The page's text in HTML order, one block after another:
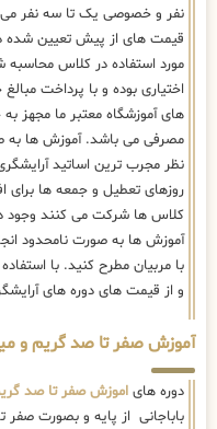
نفر و خصوصی یک تا سه نفر می
قیمت های از پیش تعیین شده
مورد استفاده در کلاس
اختیاری بوده و با پرداخت
های آموزشگاه معتبر ما مجهز به
مصرفی می باشد. آموزش ها به
نظر مجرب ترین اساتید
روزهای تعطیل و جمعه ها برای
کلاس ها شرکت می کنند وجود
آموزش ها به صورت نامحدود
با مربیان مطرح کنید. با استفاده
و از قیمت های دوره های
آموزش صفر تا صد گریم و
دوره هایاموزش صفر تا صد
باباجانی از پایه و بصورت صفر